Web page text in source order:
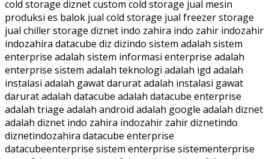
cold storage diznet custom cold storage jual mesin
produksi es balok jual cold storage jual freezer storage
jual chiller storage diznet indo zahira indo zahir indozahir
indozahira datacube diz dizindo sistem adalah sistem
enterprise adalah sistem informasi enterprise adalah
enterprise sistem adalah teknologi adalah igd adalah
instalasi adalah gawat darurat adalah instalasi gawat
darurat adalah datacube adalah datacube enterprise
adalah triage adalah android adalah google adalah diznet
adalah diznet indo zahira indozahir zahir diznetindo
diznetindozahira datacube enterprise
datacubeenterprise sistem enterprise sistementerprise